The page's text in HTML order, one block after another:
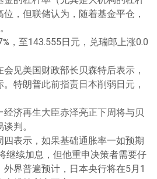
，但联储认为，随着基金平仓，
，至143.555日元，兑瑞郎上涨0.0
见美国财政部长贝森特后表示，
特朗普此前指责日本削弱日元，
济再生大臣赤泽亮正下周将与贝
判。
表示，如果基础通胀率一如预期
继续加息，但他重申决策者需要仔
界普遍预计，日本央行将在5月1